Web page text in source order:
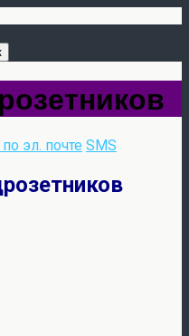
эл. почте SMS